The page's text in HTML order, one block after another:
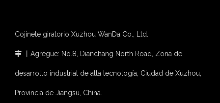
Cojinete giratorio Xuzhou WanDa Co., Ltd.
 丨Agregue: No.8, Dianchang North Road, Zona de
desarrollo industrial de alta tecnología, Ciudad de Xuzhou,
Provincia de Jiangsu, China.